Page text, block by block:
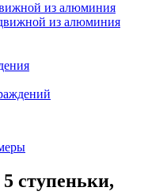
из алюминия
из алюминия
ступеньки,